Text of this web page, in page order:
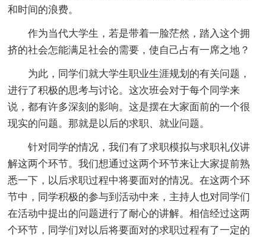
和时间的浪费。
作为当代大学生，若是带着一脸茫然，踏入这个拥
挤的社会怎能满足社会的需要，使自己占有一席之地？
为此，同学们就大学生职业生涯规划的有关问题，
进行了积极的思考与讨论。这次班会对于每个同学来
说，都有许多深刻的影响。这是摆在大家面前的一个很
现实的问题。那就是以后的求职、就业问题。
针对同学的情况，我们有了求职模拟与求职礼仪讲
解这两个环节。我们想通过这两个环节来让大家提前熟
悉一下，以后求职过程中将要面对的情况。在这两个环
节中，同学积极的参与到活动中来，主持人也对同学们
在活动中提出的问题进行了耐心的讲解。相信经过这两
个环节，同学们对以后将要面对的求职过程有了一定的